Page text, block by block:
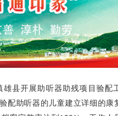
县开展助听器助残项目验配
配助听器的儿童建立详细的康